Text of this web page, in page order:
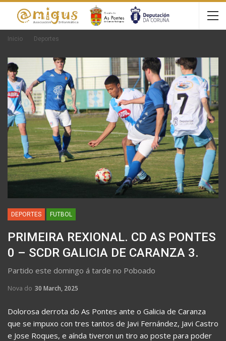
Inicio Deportes
DEPORTES FUTBOL
PRIMEIRA REXIONAL. CD AS PONTES
0 – SCDR GALICIA DE CARANZA 3.
Partido este domingo á tarde no Poboado
Nova do 30 March, 2025
Dolorosa derrota do As Pontes ante o Galicia de Caranza
que se impuxo con tres tantos de Javi Fernández, Javi Castro
e Jose Roques, e aínda tiveron un tiro ao poste para poder